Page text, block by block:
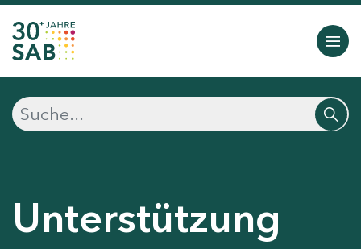
Unterstützung